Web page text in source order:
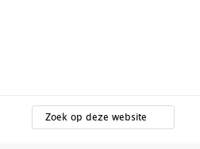
OP
DEZE